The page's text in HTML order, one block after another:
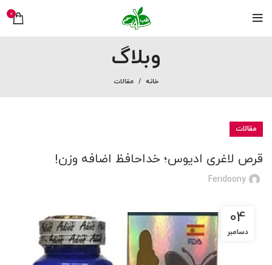
0
وبلاگ
خانه مقالات
مقالات
قرص لاغری ادیوس؛ خداحافظ اضافه وزن!
Feridoony
04
دسامبر